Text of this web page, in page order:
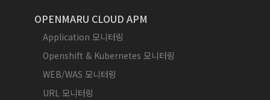
OPENMARU CLOUD APM
Application 모니터링
Openshift & Kubernetes 모니터링
WEB/WAS 모니터링
URL 모니터링